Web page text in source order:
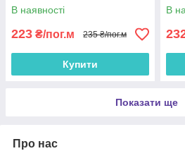
В наявності
223 ₴/пог.м 235 ₴/пог.м
Купити
В
Показати ще
Про нас